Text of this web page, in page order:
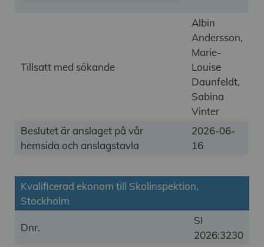
Tillsatt med sökande
Albin
Andersson,
Marie-
Louise
Daunfeldt,
Sabina
Vinter
Beslutet är anslaget på vår
hemsida och anslagstavla
2026-06-
16
Kvalificerad ekonom till Skolinspektion,
Stockholm
Dnr.
SI
2026:3230